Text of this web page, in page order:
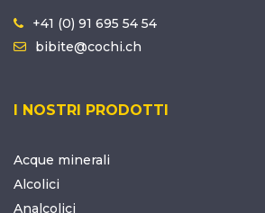
+41 (0) 91 695 54 54
bibite@cochi.ch
I NOSTRI PRODOTTI
Acque minerali
Alcolici
Analcolici